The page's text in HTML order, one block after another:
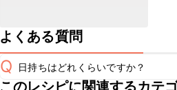
よくある質問
Q 日持ちはどれくらいですか？
このレシピに関連するカテ